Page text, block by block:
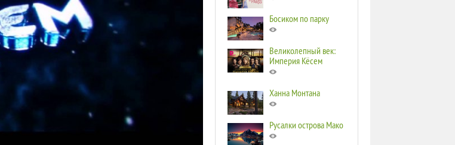
Босиком по парку
Великолепный век:
Империя Кёсем
Ханна Монтана
Русалки острова Мако